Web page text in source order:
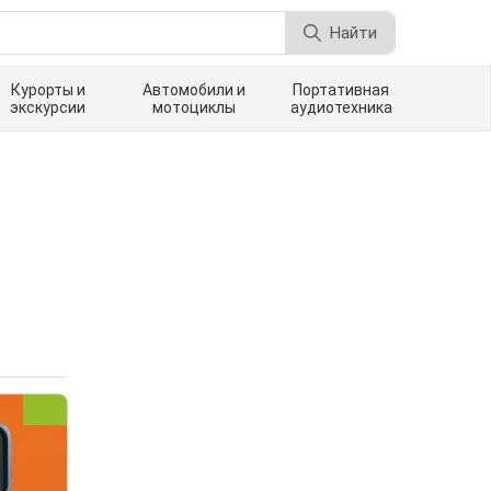
Найти
Курорты и
экскурсии
Автомобили и
мотоциклы
Портативная
аудиотехника